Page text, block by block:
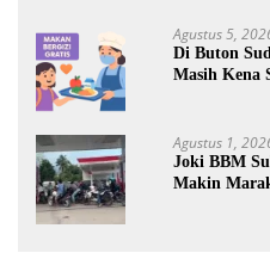
Agustus 5,
Di Buton
Masih Kena
Agustus 1,
Joki BBM
Makin